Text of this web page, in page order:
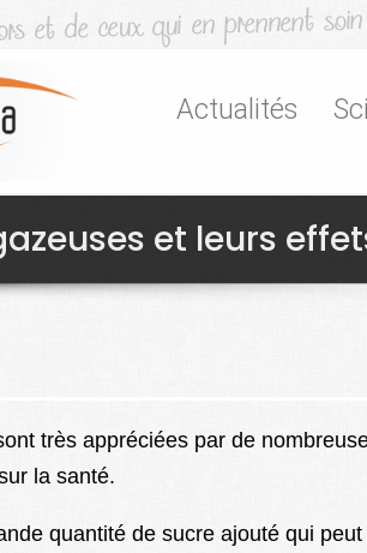
Actualités
et leurs
très appréciées par de
la santé.
quantité de sucre ajouté qui